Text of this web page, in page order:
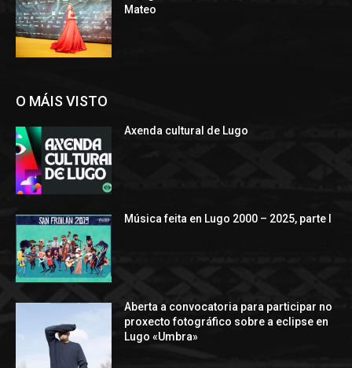
Mateo
O MÁIS VISTO
Axenda cultural de Lugo
Música feita en Lugo 2000 – 2025, parte I
Aberta a convocatoria para participar no
proxecto fotográfico sobre a eclipse en
Lugo «Umbra»